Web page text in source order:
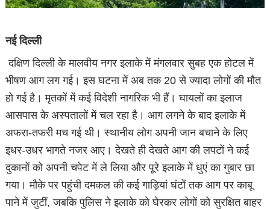
नई दिल्ली
दक्षिण दिल्ली के मालवीय नगर इलाके में मंगलवार सुबह एक होटल में
भीषण आग लग गई। इस घटना में अब तक 20 से ज्यादा लोगों की मौत
हो गई है। मृतकों में कई विदेशी नागरिक भी हैं। घायलों का इलाज
आसपास के अस्पतालों में चल रहा है। आग लगने के बाद इलाके में
अफरा-तफरी मच गई थी। स्थानीय लोग अपनी जान बचाने के लिए
इधर-उधर भागते नजर आए। देखते ही देखते आग की लपटों ने कई
दुकानों को अपनी चपेट में ले लिया और पूरे इलाके में धुएं का गुबार छा
गया। मौके पर पहुंची दमकल की कई गाड़ियां घंटों तक आग पर काबू
पाने में जुटीं, जबकि पुलिस ने इलाके को घेरकर लोगों को सुरक्षित बाहर